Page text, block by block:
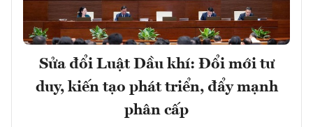
Sửa đổi Luật Dầu khí: Đổi mới tư
duy, kiến tạo phát triển, đẩy mạnh
phân cấp